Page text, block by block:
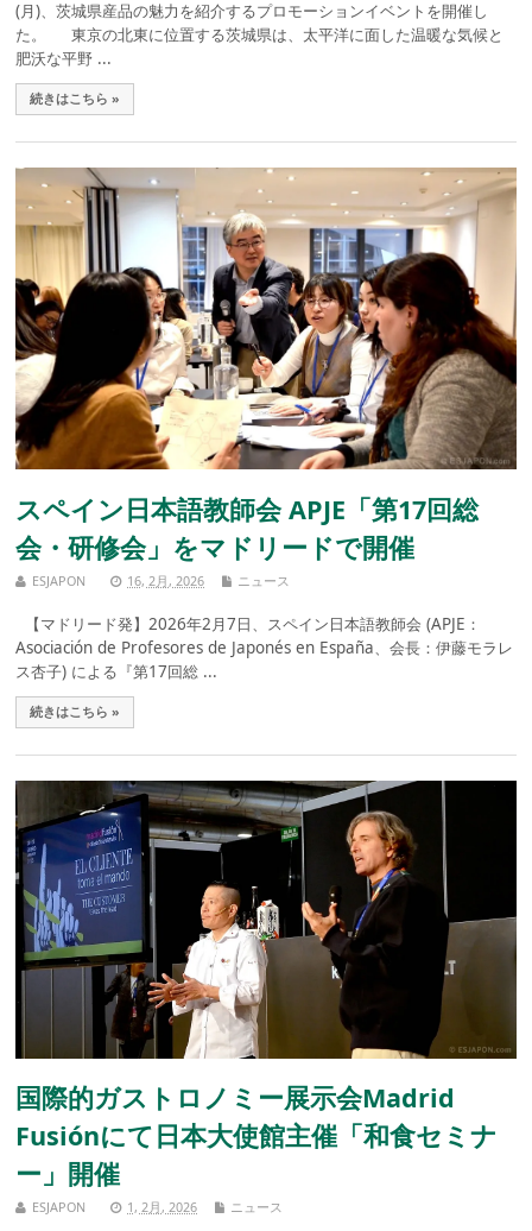
(月)、茨城県産品の魅力を紹介するプロモーションイベントを開催し
た。 東京の北東に位置する茨城県は、太平洋に面した温暖な気候と
肥沃な平野 ...
続きはこちら »
スペイン日本語教師会 APJE「第17回総
会・研修会」をマドリードで開催
ESJAPON 16, 2月, 2026 ニュース
【マドリード発】2026年2月7日、スペイン日本語教師会 (APJE：
Asociación de Profesores de Japonés en España、会長：伊藤モラレ
ス杏子) による『第17回総 ...
続きはこちら »
国際的ガストロノミー展示会Madrid
Fusiónにて日本大使館主催「和食セミナ
ー」開催
ESJAPON 1, 2月, 2026 ニュース